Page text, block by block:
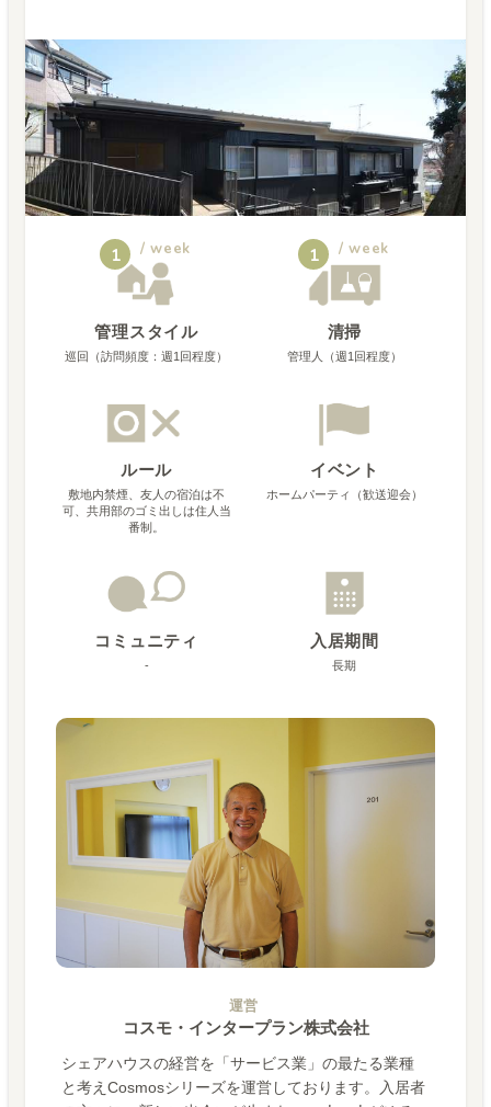
1 / week
管理スタイル
巡回（訪問頻度：週1回程度）
1 / week
清掃
管理人（週1回程度）
ルール
敷地内禁煙、友人の宿泊は不
可、共用部のゴミ出しは住人当
番制。
イベント
ホームパーティ（歓送迎会）
コミュニティ
-
入居期間
長期
運営
コスモ・インタープラン株式会社
シェアハウスの経営を「サービス業」の最たる業種
と考えCosmosシリーズを運営しております。入居者